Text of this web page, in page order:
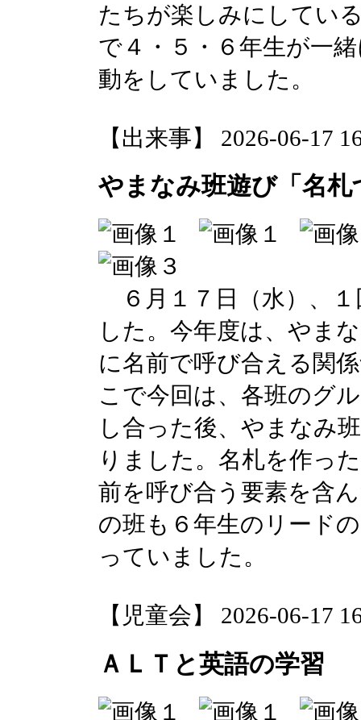
たちが楽しみにしてい
で４・５・６年生が一
動をしていました。
【出来事】 2026-06-17
やまなみ班遊び「名札
６月１７日（水）、
した。今年度は、やま
に名前で呼び合える関
こで今回は、各班のグ
し合った後、やまなみ
りました。名札を作っ
前を呼び合う要素を含
の班も６年生のリード
っていました。
【児童会】 2026-06-17
ＡＬＴと英語の学習